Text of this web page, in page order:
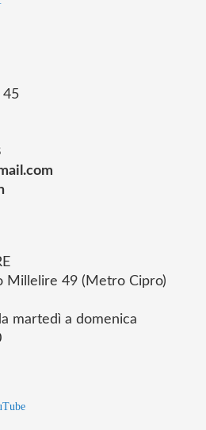
45
Millelire 49 (Metro Cipro)
martedì a domenica